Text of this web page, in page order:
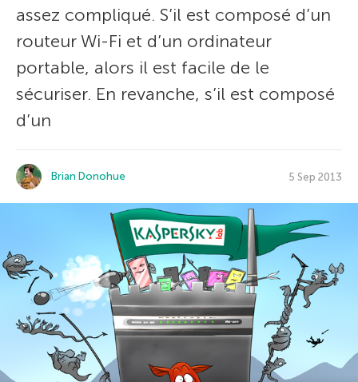
assez compliqué. S’il est composé d’un
routeur Wi-Fi et d’un ordinateur
portable, alors il est facile de le
sécuriser. En revanche, s’il est composé
d’un
Brian Donohue 5 Sep 2013